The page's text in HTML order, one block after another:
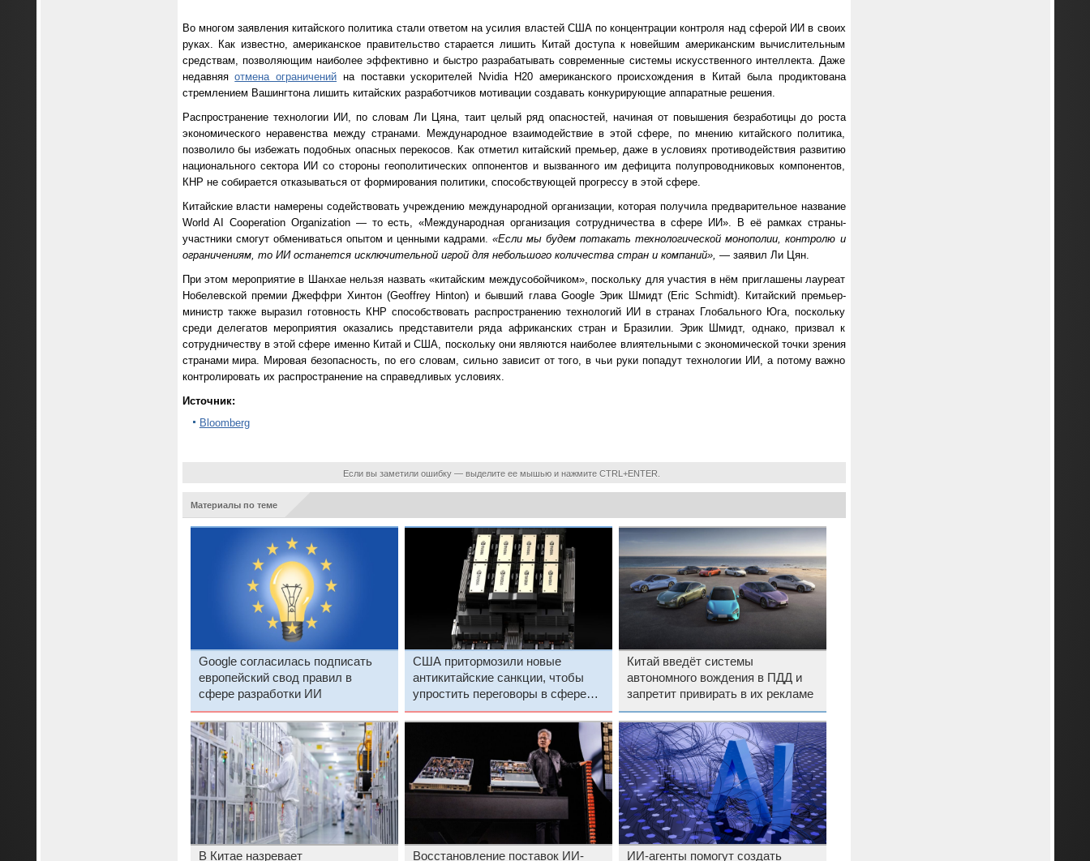
Во многом заявления китайского политика стали ответом на усилия властей США по концентрации контроля над сферой ИИ в своих
руках. Как известно, американское правительство старается лишить Китай доступа к новейшим американским вычислительным
средствам, позволяющим наиболее эффективно и быстро разрабатывать современные системы искусственного интеллекта. Даже
недавняяотмена ограничений на поставки ускорителей Nvidia H20 американского происхождения в Китай была продиктована
стремлением Вашингтона лишить китайских разработчиков мотивации создавать конкурирующие аппаратные решения.
Распространение технологии ИИ, по словам Ли Цяна, таит целый ряд опасностей, начиная от повышения безработицы до роста
экономического неравенства между странами. Международное взаимодействие в этой сфере, по мнению китайского политика,
позволило бы избежать подобных опасных перекосов. Как отметил китайский премьер, даже в условиях противодействия развитию
национального сектора ИИ со стороны геополитических оппонентов и вызванного им дефицита полупроводниковых компонентов,
КНР не собирается отказываться от формирования политики, способствующей прогрессу в этой сфере.
Китайские власти намерены содействовать учреждению международной организации, которая получила предварительное название
World AI Cooperation Organization — то есть, «Международная организация сотрудничества в сфере ИИ». В её рамках страны-
участники смогут обмениваться опытом и ценными кадрами. «Если мы будем потакать технологической монополии, контролю и
ограничениям, то ИИ останется исключительной игрой для небольшого количества стран и компаний», — заявил Ли Цян.
При этом мероприятие в Шанхае нельзя назвать «китайским междусобойчиком», поскольку для участия в нём приглашены лауреат
Нобелевской премии Джеффри Хинтон (Geoffrey Hinton) и бывший глава Google Эрик Шмидт (Eric Schmidt). Китайский премьер-
министр также выразил готовность КНР способствовать распространению технологий ИИ в странах Глобального Юга, поскольку
среди делегатов мероприятия оказались представители ряда африканских стран и Бразилии. Эрик Шмидт, однако, призвал к
сотрудничеству в этой сфере именно Китай и США, поскольку они являются наиболее влиятельными с экономической точки зрения
странами мира. Мировая безопасность, по его словам, сильно зависит от того, в чьи руки попадут технологии ИИ, а потому важно
контролировать их распространение на справедливых условиях.
Источник:
Bloomberg
Если вы заметили ошибку — выделите ее мышью и нажмите CTRL+ENTER.
Материалы по теме
Google согласилась подписать
европейский свод правил в
сфере разработки ИИ
США притормозили новые
антикитайские санкции, чтобы
упростить переговоры в сфере
внешней торговли
Китай введёт системы
автономного вождения в ПДД и
запретит привирать в их рекламе
В Китае назревает Восстановление поставок ИИ- ИИ-агенты помогут создать